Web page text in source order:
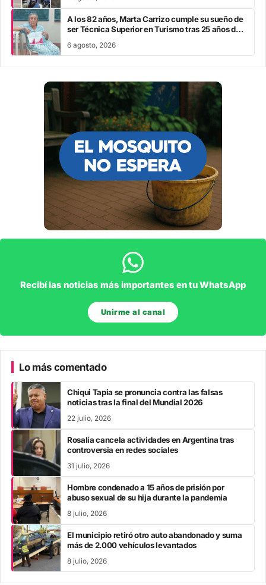
A los 82 años, Marta Carrizo cumple su sueño de
ser Técnica Superior en Turismo tras 25 años de
6 agosto, 2026
Recibí las noticias más importantes en tu WhatsApp
Unirme al canal
Lo más comentado
Chiqui Tapia se pronuncia contra las falsas
noticias tras la final del Mundial 2026
22 julio, 2026
Rosalía cancela actividades en Argentina tras
controversia en redes sociales
31 julio, 2026
Hombre condenado a 15 años de prisión por
abuso sexual de su hija durante la pandemia
8 julio, 2026
El municipio retiró otro auto abandonado y suma
más de 2.000 vehículos levantados
8 julio, 2026